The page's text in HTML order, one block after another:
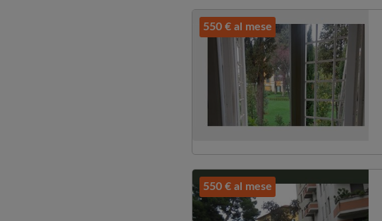
550 € al mese
550 € al mese